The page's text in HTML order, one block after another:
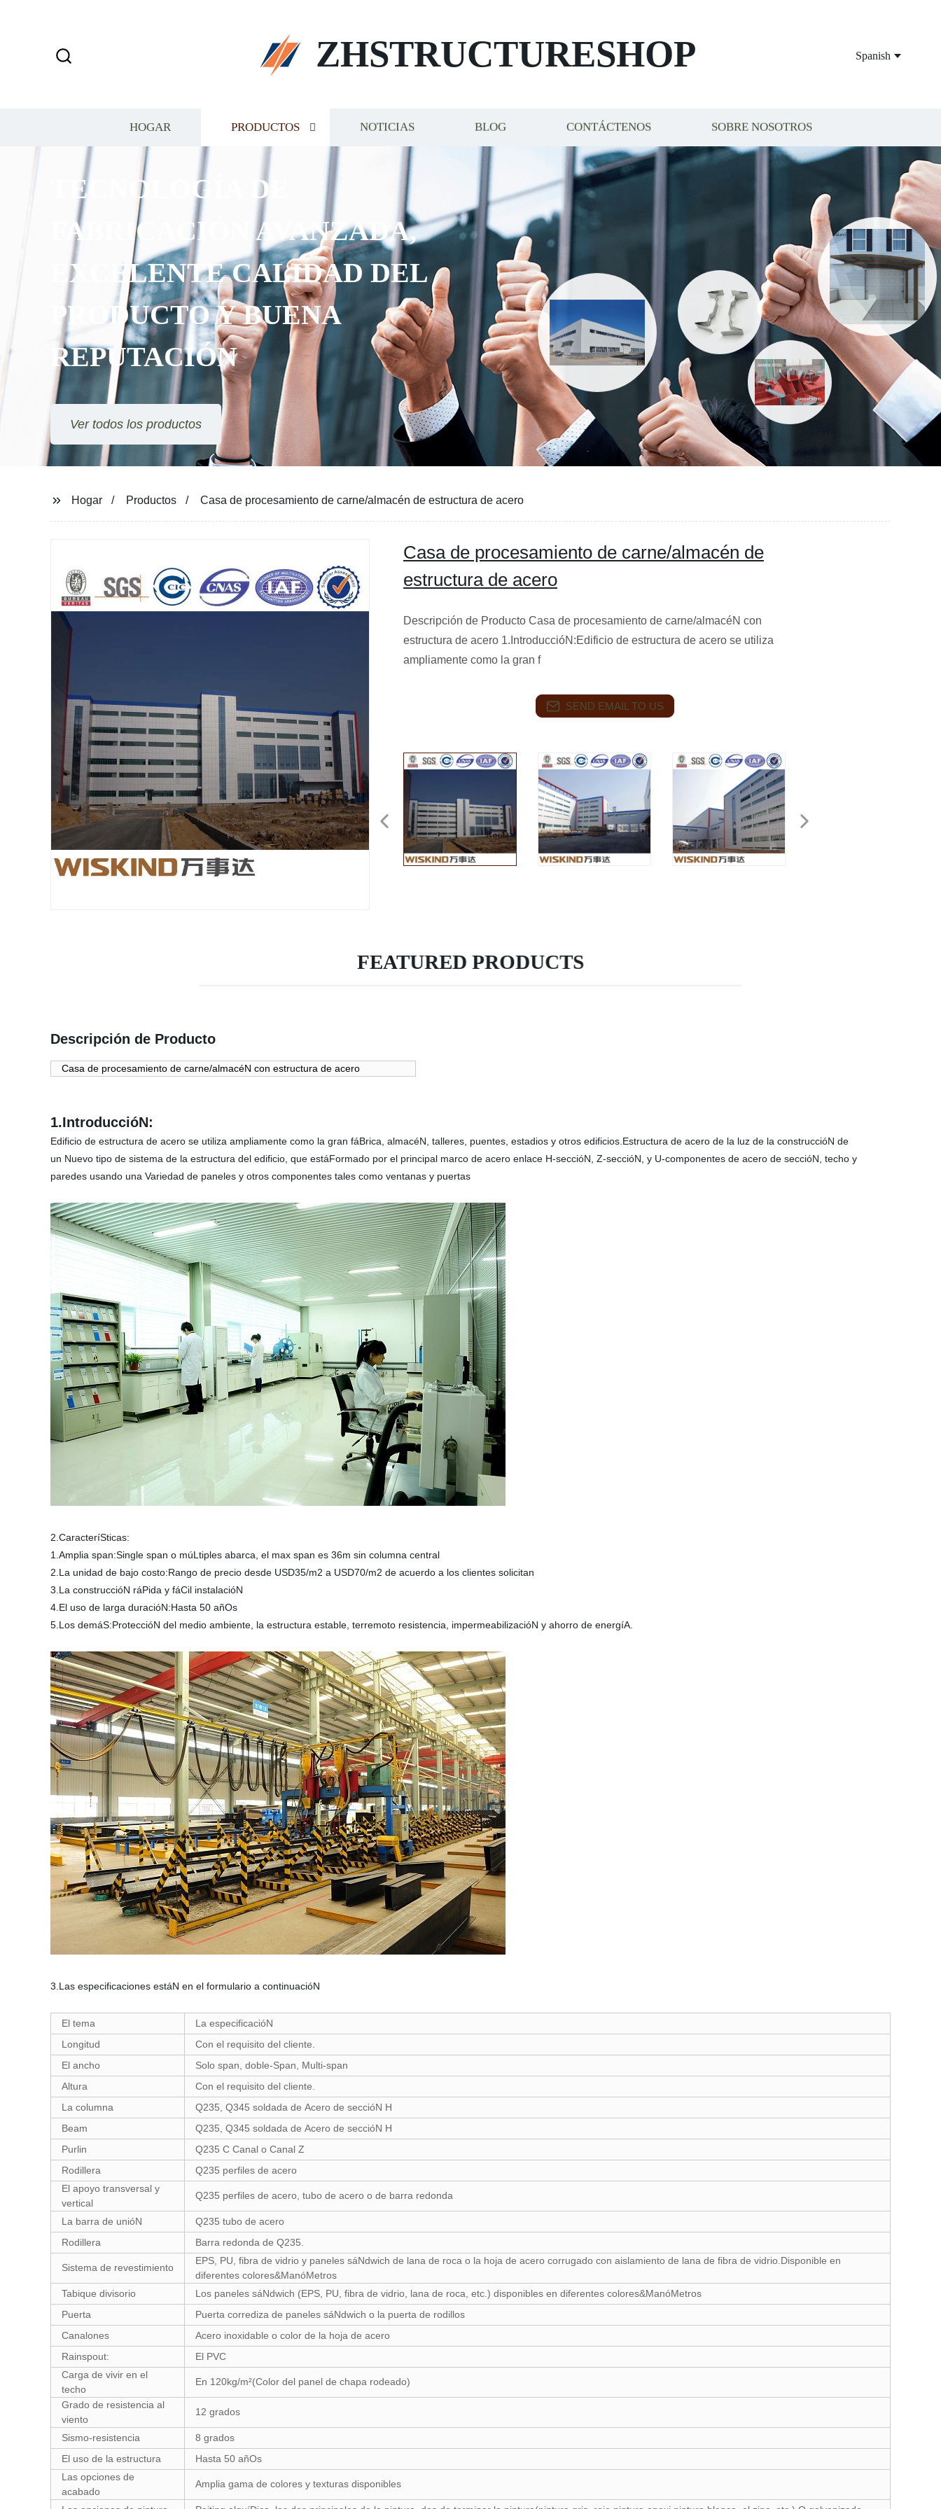
ZHSTRUCTURESHOP Spanish
HOGAR PRODUCTOS NOTICIAS BLOG CONTÁCTENOS SOBRE NOSOTROS
TECNOLOGÍA DE
FABRICACIÓN AVANZADA,
EXCELENTE CALIDAD DEL
PRODUCTO Y BUENA
REPUTACIÓN
Ver todos los productos
Hogar Productos Casa de procesamiento de carne/almacén de estructura de acero
Casa de procesamiento de carne/almacén de
estructura de acero
Descripción de Producto Casa de procesamiento de carne/almacéN con
estructura de acero 1.IntroduccióN:Edificio de estructura de acero se utiliza
ampliamente como la gran f
SEND EMAIL TO US
FEATURED PRODUCTS
Descripción de Producto
Casa de procesamiento de carne/almacéN con estructura de acero
1.IntroduccióN:
Edificio de estructura de acero se utiliza ampliamente como la gran fáBrica, almacéN, talleres, puentes, estadios y otros edificios.Estructura de acero de la luz de la construccióN de
un Nuevo tipo de sistema de la estructura del edificio, que estáFormado por el principal marco de acero enlace H-seccióN, Z-seccióN, y U-componentes de acero de seccióN, techo y
paredes usando una Variedad de paneles y otros componentes tales como ventanas y puertas
2.CaracteríSticas:
1.Amplia span:Single span o múLtiples abarca, el max span es 36m sin columna central
2.La unidad de bajo costo:Rango de precio desde USD35/m2 a USD70/m2 de acuerdo a los clientes solicitan
3.La construccióN ráPida y fáCil instalacióN
4.El uso de larga duracióN:Hasta 50 añOs
5.Los demáS:ProteccióN del medio ambiente, la estructura estable, terremoto resistencia, impermeabilizacióN y ahorro de energíA.
3.Las especificaciones estáN en el formulario a continuacióN
El tema
La especificacióN
Longitud
Con el requisito del cliente.
El ancho
Solo span, doble-Span, Multi-span
Altura
Con el requisito del cliente.
La columna
Q235, Q345 soldada de Acero de seccióN H
Beam
Q235, Q345 soldada de Acero de seccióN H
Purlin
Q235 C Canal o Canal Z
Rodillera
Q235 perfiles de acero
El apoyo transversal y
vertical
Q235 perfiles de acero, tubo de acero o de barra redonda
La barra de unióN
Q235 tubo de acero
Rodillera
Barra redonda de Q235.
Sistema de revestimiento
EPS, PU, fibra de vidrio y paneles sáNdwich de lana de roca o la hoja de acero corrugado con aislamiento de lana de fibra de vidrio.Disponible en
diferentes colores&ManóMetros
Tabique divisorio
Los paneles sáNdwich (EPS, PU, fibra de vidrio, lana de roca, etc.) disponibles en diferentes colores&ManóMetros
Puerta
Puerta corrediza de paneles sáNdwich o la puerta de rodillos
Canalones
Acero inoxidable o color de la hoja de acero
Rainspout:
El PVC
Carga de vivir en el
techo
En 120kg/m²(Color del panel de chapa rodeado)
Grado de resistencia al
viento
12 grados
Sismo-resistencia
8 grados
El uso de la estructura
Hasta 50 añOs
Las opciones de
acabado
Amplia gama de colores y texturas disponibles